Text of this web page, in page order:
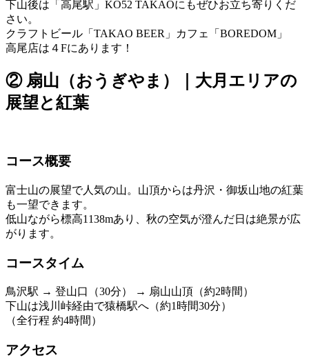
下山後は「高尾駅」KO52 TAKAOにもぜひお立ち寄りくだ
さい。
クラフトビール「TAKAO BEER」カフェ「BOREDOM」
高尾店は４Fにあります！
② 扇山（おうぎやま）｜大月エリアの
展望と紅葉
コース概要
富士山の展望で人気の山。山頂からは丹沢・御坂山地の紅葉
も一望できます。
低山ながら標高1138mあり、秋の空気が澄んだ日は絶景が広
がります。
コースタイム
鳥沢駅 → 登山口（30分） → 扇山山頂（約2時間）
下山は浅川峠経由で猿橋駅へ（約1時間30分）
（全行程 約4時間）
アクセス